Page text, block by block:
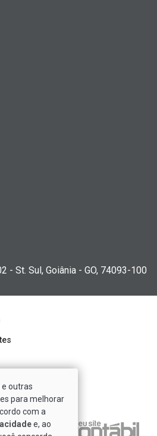
- St. Sul, Goiânia - GO, 74093-100
Verificada por
e outras
para melhorar
com a
e, ao